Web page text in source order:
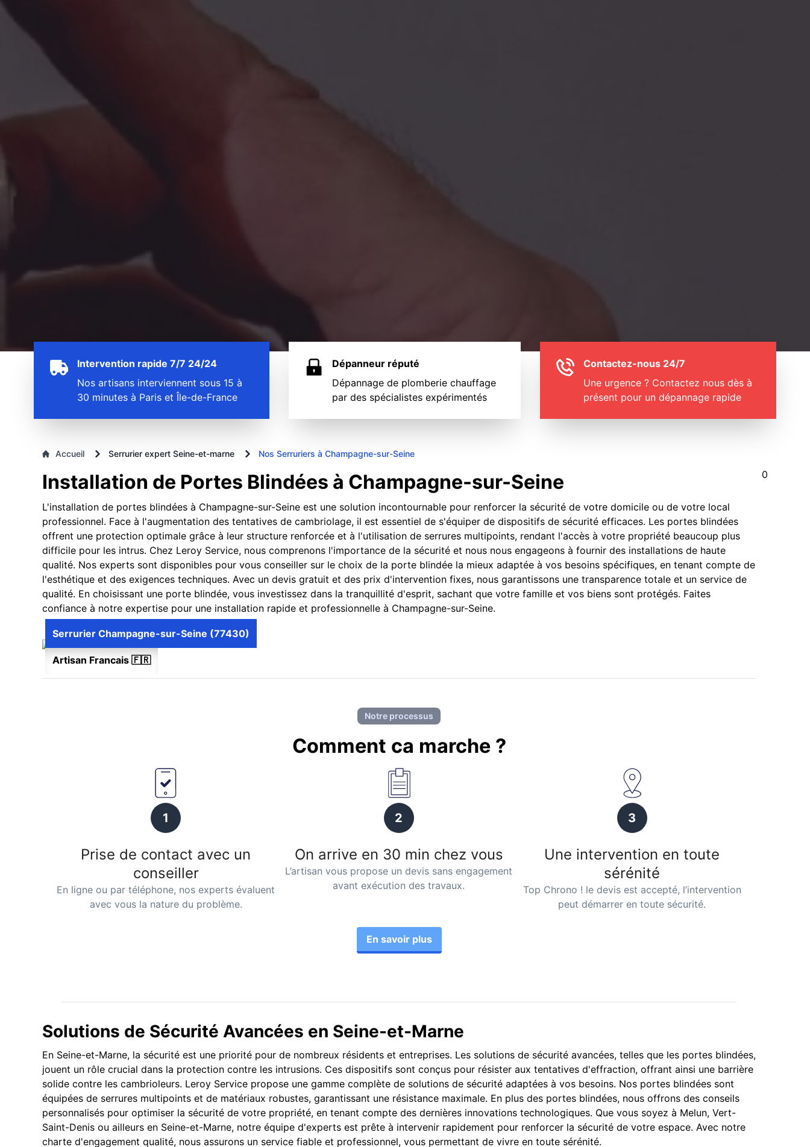
Intervention rapide 7/7 24/24
Nos artisans interviennent sous 15 à
30 minutes à Paris et Île-de-France
Dépanneur réputé
Dépannage de plomberie chauffage
par des spécialistes expérimentés
Contactez-nous 24/7
Une urgence ? Contactez nous dès à
présent pour un dépannage rapide
Accueil Serrurier expert Seine-et-marne Nos Serruriers à Champagne-sur-Seine
Installation de Portes Blindées à Champagne-sur-Seine
L'installation de portes blindées à Champagne-sur-Seine est une solution incontournable pour renforcer la sécurité de votre domicile ou de votre local
professionnel. Face à l'augmentation des tentatives de cambriolage, il est essentiel de s'équiper de dispositifs de sécurité efficaces. Les portes blindées
offrent une protection optimale grâce à leur structure renforcée et à l'utilisation de serrures multipoints, rendant l'accès à votre propriété beaucoup plus
difficile pour les intrus. Chez Leroy Service, nous comprenons l'importance de la sécurité et nous nous engageons à fournir des installations de haute
qualité. Nos experts sont disponibles pour vous conseiller sur le choix de la porte blindée la mieux adaptée à vos besoins spécifiques, en tenant compte de
l'esthétique et des exigences techniques. Avec un devis gratuit et des prix d'intervention fixes, nous garantissons une transparence totale et un service de
qualité. En choisissant une porte blindée, vous investissez dans la tranquillité d'esprit, sachant que votre famille et vos biens sont protégés. Faites
confiance à notre expertise pour une installation rapide et professionnelle à Champagne-sur-Seine.
Artisan Francais 🇫🇷
Serrurier Champagne-sur-Seine (77430)
Notre processus
Comment ca marche ?
1
Prise de contact avec un
conseiller
En ligne ou par téléphone, nos experts évaluent
avec vous la nature du problème.
2
On arrive en 30 min chez vous
L’artisan vous propose un devis sans engagement
avant exécution des travaux.
3
Une intervention en toute
sérénité
Top Chrono ! le devis est accepté, l’intervention
peut démarrer en toute sécurité.
En savoir plus
Solutions de Sécurité Avancées en Seine-et-Marne
En Seine-et-Marne, la sécurité est une priorité pour de nombreux résidents et entreprises. Les solutions de sécurité avancées, telles que les portes blindées,
jouent un rôle crucial dans la protection contre les intrusions. Ces dispositifs sont conçus pour résister aux tentatives d'effraction, offrant ainsi une barrière
solide contre les cambrioleurs. Leroy Service propose une gamme complète de solutions de sécurité adaptées à vos besoins. Nos portes blindées sont
équipées de serrures multipoints et de matériaux robustes, garantissant une résistance maximale. En plus des portes blindées, nous offrons des conseils
personnalisés pour optimiser la sécurité de votre propriété, en tenant compte des dernières innovations technologiques. Que vous soyez à Melun, Vert-
Saint-Denis ou ailleurs en Seine-et-Marne, notre équipe d'experts est prête à intervenir rapidement pour renforcer la sécurité de votre espace. Avec notre
charte d'engagement qualité, nous assurons un service fiable et professionnel, vous permettant de vivre en toute sérénité.
0